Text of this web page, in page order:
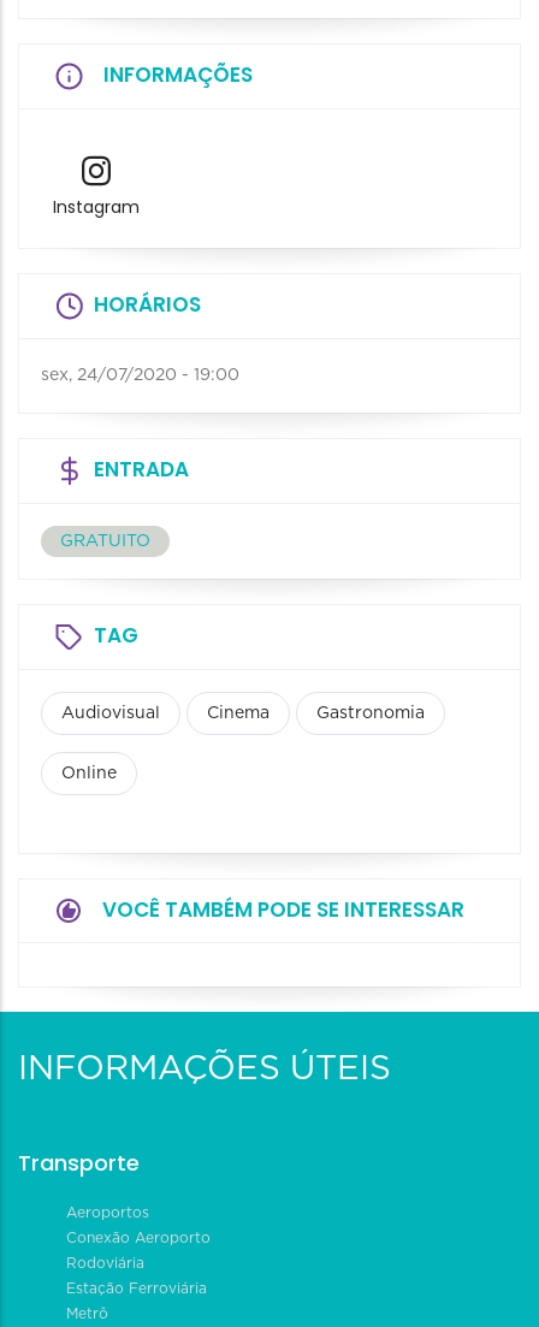
INFORMAÇÕES
Instagram
HORÁRIOS
sex, 24/07/2020 - 19:00
ENTRADA
GRATUITO
TAG
Audiovisual Cinema Gastronomia
Online
VOCÊ TAMBÉM PODE SE INTERESSAR
INFORMAÇÕES ÚTEIS
Transporte
Aeroportos
Conexão Aeroporto
Rodoviária
Estação Ferroviária
Metrô